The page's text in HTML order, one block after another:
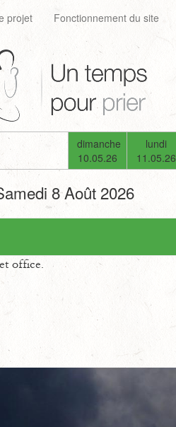
projet Fonctionnement du site
dimanche
10.05.26
lundi
11.05.26
8 Août 2026
office.